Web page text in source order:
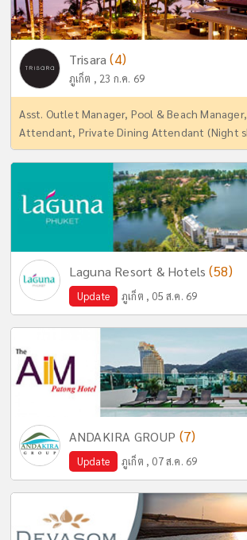
Trisara(4)
ภูเก็ต , 23 ก.ค. 69
Asst. Outlet Manager, Pool & Beach
Attendant, Private Dining Attendant (Night
Laguna Resort & Hotels(58)
Update ภูเก็ต , 05 ส.ค. 69
ANDAKIRA GROUP (7)
Update ภูเก็ต , 07 ส.ค. 69